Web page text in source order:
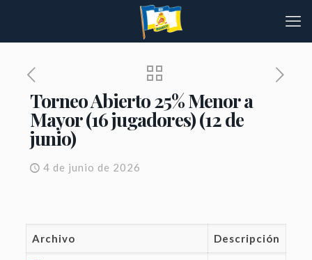
Torneo Abierto 25% Menor a
Mayor (16 jugadores) (12 de
junio)
4 de junio de 2026
Archivo Descripción